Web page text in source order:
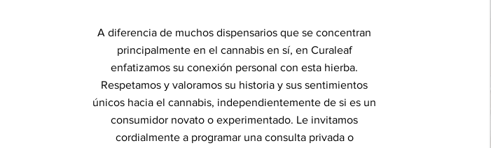
A diferencia de muchos dispensarios que se concentran
principalmente en el cannabis en sí, en Curaleaf
enfatizamos su conexión personal con esta hierba.
Respetamos y valoramos su historia y sus sentimientos
únicos hacia el cannabis, independientemente de si es un
consumidor novato o experimentado. Le invitamos
cordialmente a programar una consulta privada o